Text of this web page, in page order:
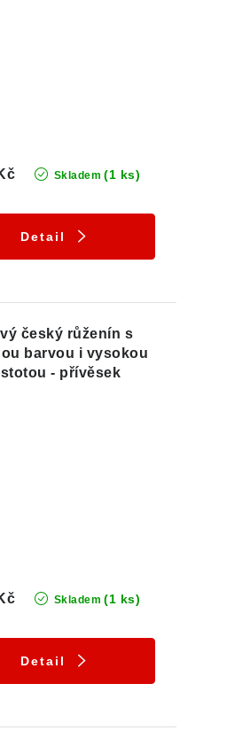
Skladem (1 ks)
Detail
český růženín s
barvou i vysokou
- přívěsek
Skladem (1 ks)
Detail